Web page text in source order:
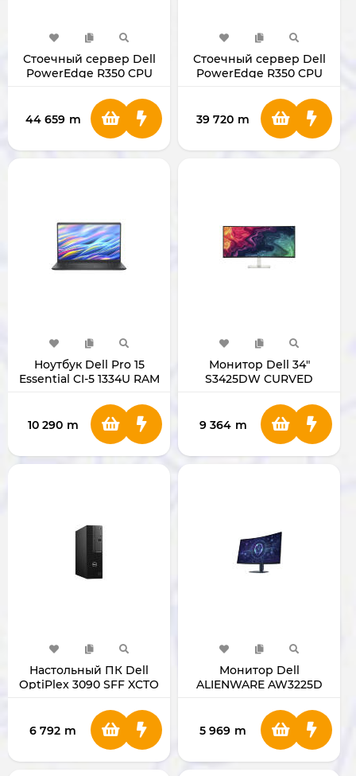
Стоечный сервер Dell
PowerEdge R350 CPU
44 659 m
Стоечный сервер Dell
PowerEdge R350 CPU
Server
39 720 m
Ноутбук Dell Pro 15
Essential CI-5 1334U RAM
BLACK DC15250
10 290 m
Монитор Dell 34"
S3425DW CURVED
9 364 m
Настольный ПК Dell
OptiPlex 3090 SFF XCTO
1TB
6 792 m
Монитор Dell
ALIENWARE AW3225D
5 969 m